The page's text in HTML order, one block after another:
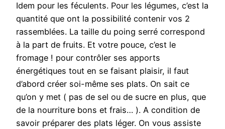
Idem pour les féculents. Pour les légumes, c’est la
quantité que ont la possibilité contenir vos 2
rassemblées. La taille du poing serré correspond
à la part de fruits. Et votre pouce, c’est le
fromage ! pour contrôler ses apports
énergétiques tout en se faisant plaisir, il faut
d’abord créer soi-même ses plats. On sait ce
qu’on y met ( pas de sel ou de sucre en plus, que
de la nourriture bons et frais… ). A condition de
savoir préparer des plats léger. On vous assiste